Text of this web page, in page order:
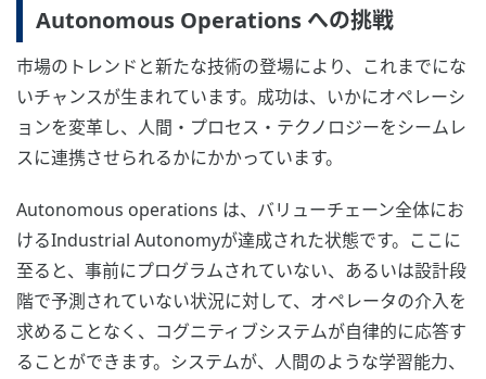
Autonomous Operations への挑戦
市場のトレンドと新たな技術の登場により、これまでにな
いチャンスが生まれています。成功は、いかにオペレーシ
ョンを変革し、人間・プロセス・テクノロジーをシームレ
スに連携させられるかにかかっています。
Autonomous operations は、バリューチェーン全体にお
けるIndustrial Autonomyが達成された状態です。ここに
至ると、事前にプログラムされていない、あるいは設計段
階で予測されていない状況に対して、オペレータの介入を
求めることなく、コグニティブシステムが自律的に応答す
ることができます。システムが、人間のような学習能力、